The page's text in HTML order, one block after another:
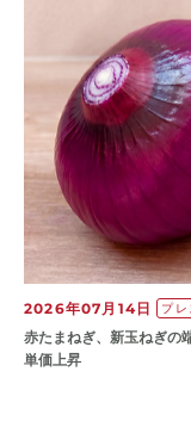
2026年07月14日 プレ
赤たまねぎ、新玉ねぎ
単価上昇